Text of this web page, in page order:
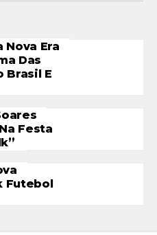
Nova Era
Das
Brasil E
Festa
Futebol